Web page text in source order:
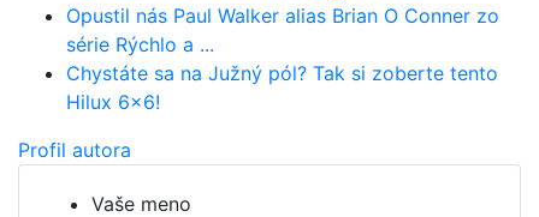
Opustil nás Paul Walker alias Brian O Conner zo
série Rýchlo a ...
Chystáte sa na Južný pól? Tak si zoberte tento
Hilux 6x6!
Profil autora
Vaše meno